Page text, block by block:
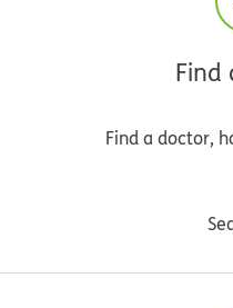
Find
Find a doctor,